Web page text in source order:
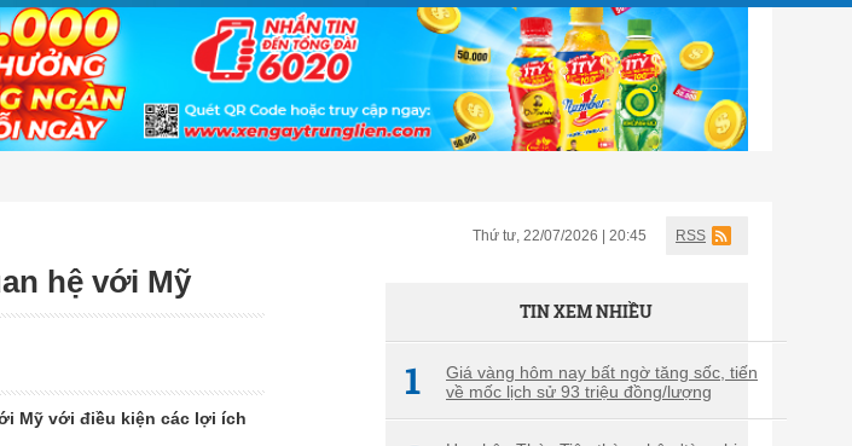
Thứ tư, 22/07/2026 | 20:45 RSS
hệ với Mỹ
Mỹ với điều kiện các lợi ích
TIN XEM NHIỀU
1
Giá vàng hôm nay bất ngờ tăng sốc, tiến
về mốc lịch sử 93 triệu đồng/lượng